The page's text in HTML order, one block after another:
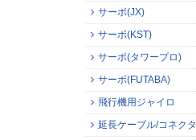
サーボ(JX)
サーボ(KST)
サーボ(タワープロ)
サーボ(FUTABA)
飛行機用ジャイロ
延長ケーブル/コネクタ